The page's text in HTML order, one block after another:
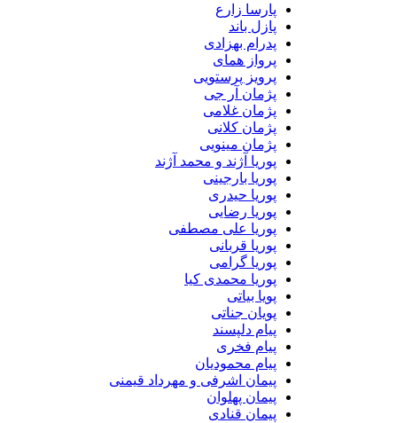
پارسا زارع
پازل باند
پدرام بهزادی
پرواز همای
پرویز پرستویی
پژمان آر جی
پژمان غلامی
پژمان کلانی
پژمان مینویی
پوریا آژند و محمد آژند
پوریا بارجینی
پوریا حیدری
پوریا رضایی
پوریا علی مصطفی
پوریا قربانی
پوریا گرامی
پوریا محمدی کیا
پویا بیاتی
پویان جناتی
پیام دلپسند
پیام فخری
پیام محمودیان
پیمان اشرفی و مهرداد قیمنی
پیمان پهلوان
پیمان قنادی